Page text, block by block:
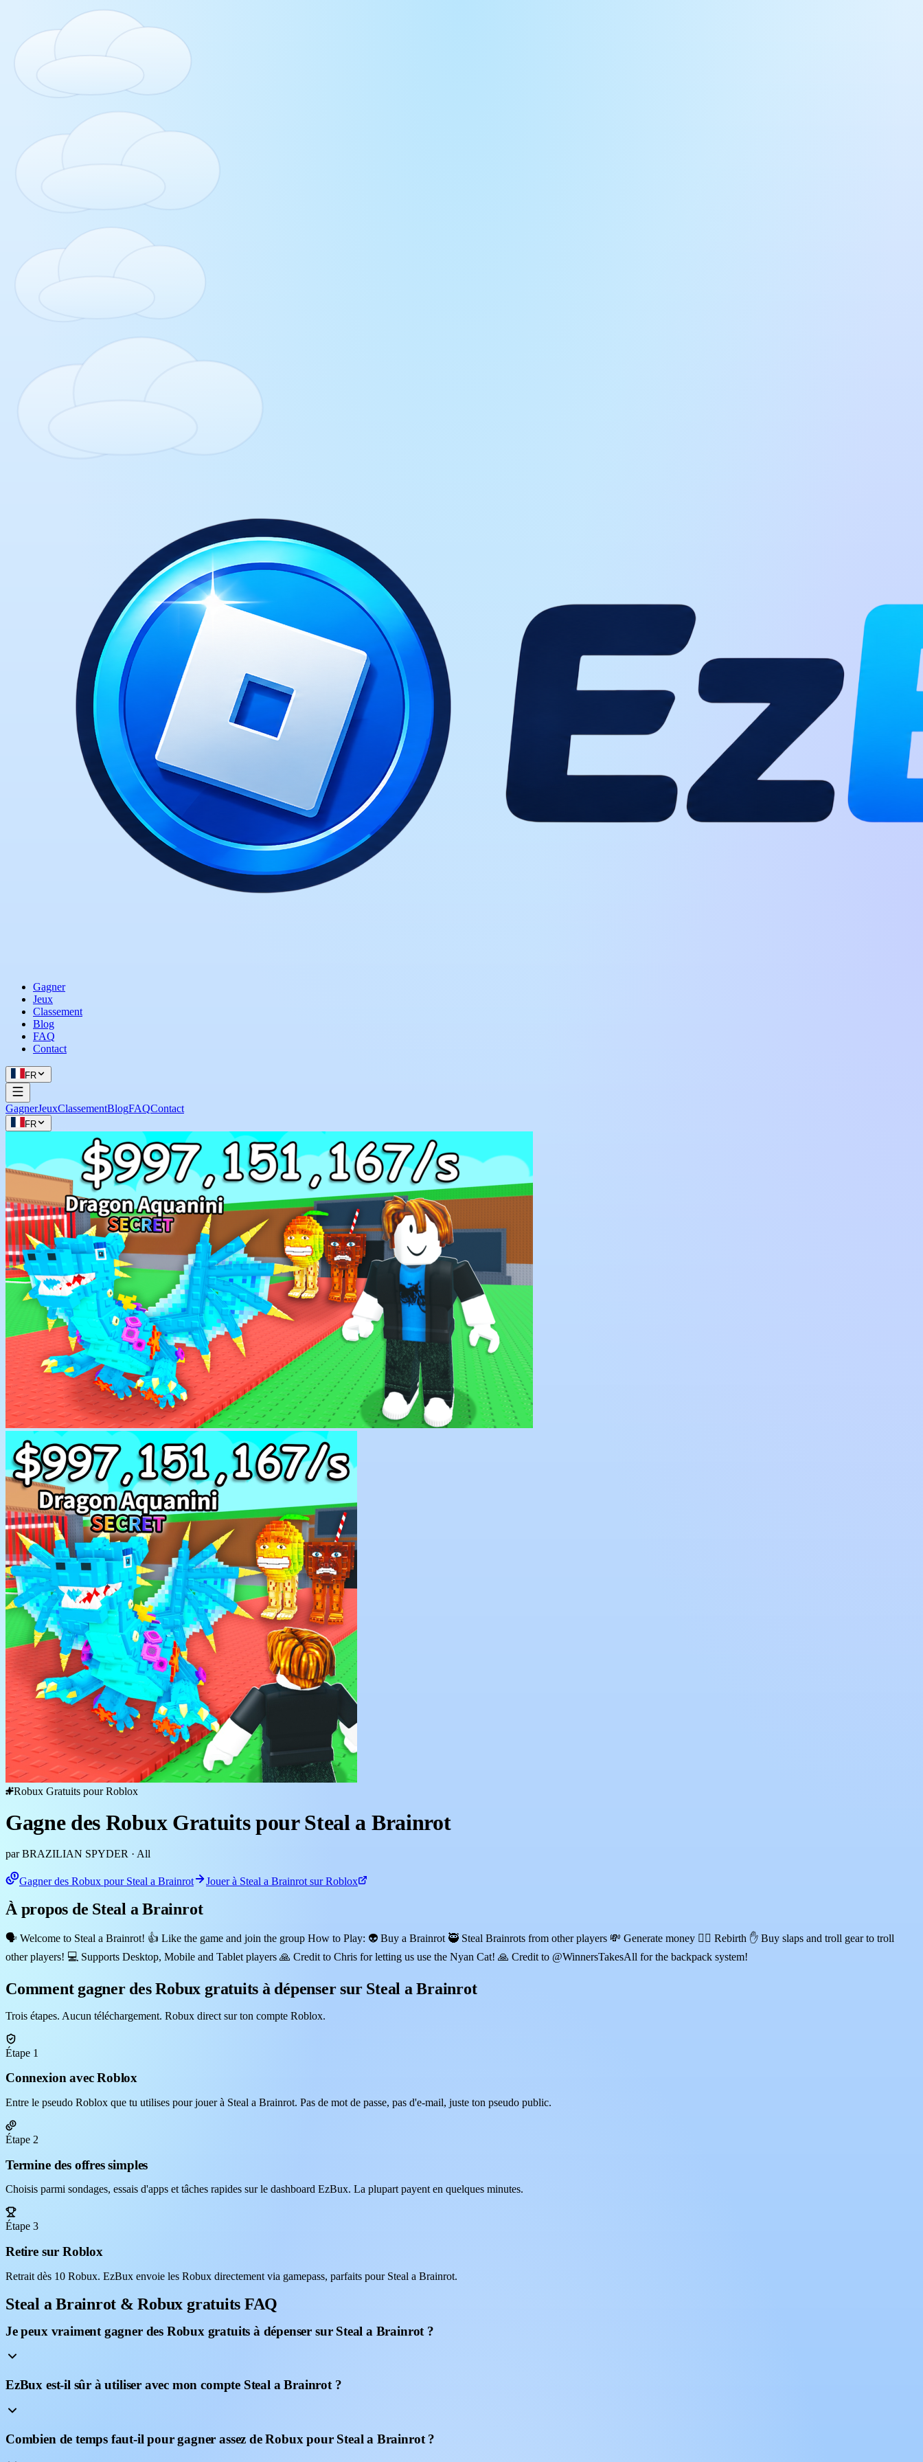
Gagner
Jeux
Classement
Blog
FAQ
Contact
FR
GagnerJeuxClassementBlogFAQContact
FR
Robux Gratuits pour Roblox
Gagne des Robux Gratuits pour Steal a Brainrot
par BRAZILIAN SPYDER · All
Gagner des Robux pour Steal a Brainrot Jouer à Steal a Brainrot sur Roblox
À propos de Steal a Brainrot
🗣️ Welcome to Steal a Brainrot! 👍 Like the game and join the group How to Play: 👽 Buy a Brainrot 🥷 Steal Brainrots from other players 💸 Generate money 🐦‍🔥 Rebirth ✋ Buy slaps and troll gear to troll
other players! 💻 Supports Desktop, Mobile and Tablet players 🙏 Credit to Chris for letting us use the Nyan Cat! 🙏 Credit to @WinnersTakesAll for the backpack system!
Comment gagner des Robux gratuits à dépenser sur Steal a Brainrot
Trois étapes. Aucun téléchargement. Robux direct sur ton compte Roblox.
Étape 1
Connexion avec Roblox
Entre le pseudo Roblox que tu utilises pour jouer à Steal a Brainrot. Pas de mot de passe, pas d'e-mail, juste ton pseudo public.
Étape 2
Termine des offres simples
Choisis parmi sondages, essais d'apps et tâches rapides sur le dashboard EzBux. La plupart payent en quelques minutes.
Étape 3
Retire sur Roblox
Retrait dès 10 Robux. EzBux envoie les Robux directement via gamepass, parfaits pour Steal a Brainrot.
Steal a Brainrot & Robux gratuits FAQ
Je peux vraiment gagner des Robux gratuits à dépenser sur Steal a Brainrot ?
EzBux est-il sûr à utiliser avec mon compte Steal a Brainrot ?
Combien de temps faut-il pour gagner assez de Robux pour Steal a Brainrot ?